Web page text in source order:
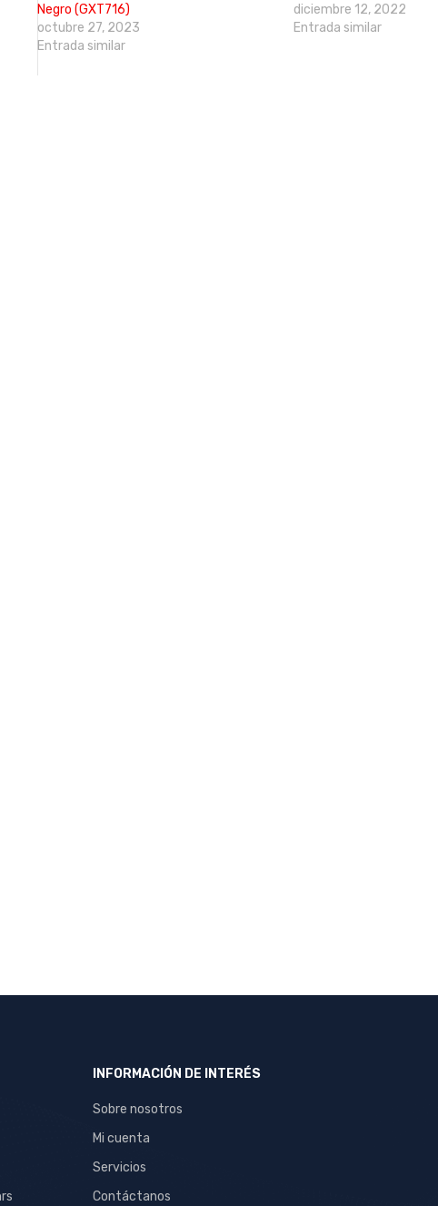
Negro (GXT716)
octubre 27, 2023
Entrada similar
diciembre 12, 2022
Entrada similar
INFORMACIÓN DE INTERÉS
Sobre nosotros
Mi cuenta
Servicios
Contáctanos